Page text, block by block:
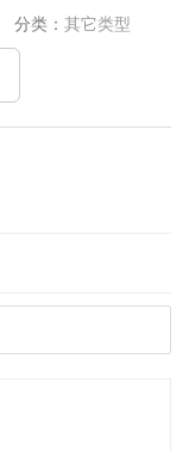
分类： 其它类型